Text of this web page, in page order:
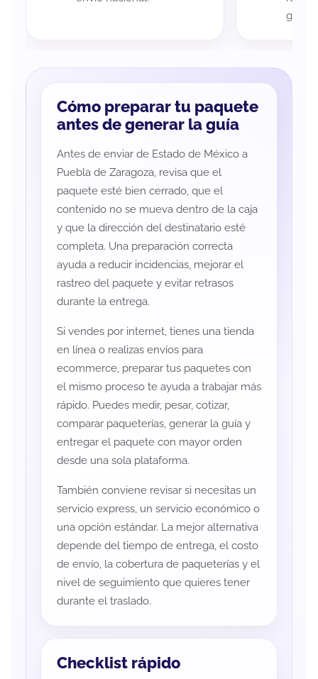
guía
Cómo preparar tu paquete
antes de generar la guía
Antes de enviar de Estado de México a
Puebla de Zaragoza, revisa que el
paquete esté bien cerrado, que el
contenido no se mueva dentro de la caja
y que la dirección del destinatario esté
completa. Una preparación correcta
ayuda a reducir incidencias, mejorar el
rastreo del paquete y evitar retrasos
durante la entrega.
Si vendes por internet, tienes una tienda
en línea o realizas envíos para
ecommerce, preparar tus paquetes con
el mismo proceso te ayuda a trabajar más
rápido. Puedes medir, pesar, cotizar,
comparar paqueterías, generar la guía y
entregar el paquete con mayor orden
desde una sola plataforma.
También conviene revisar si necesitas un
servicio express, un servicio económico o
una opción estándar. La mejor alternativa
depende del tiempo de entrega, el costo
de envío, la cobertura de paqueterías y el
nivel de seguimiento que quieres tener
durante el traslado.
Checklist rápido